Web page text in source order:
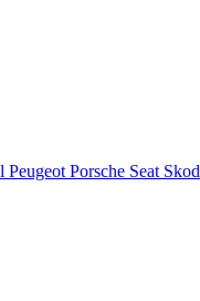
Peugeot Porsche Seat